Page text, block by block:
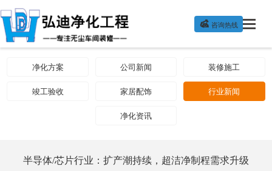
 咨询热线
净化方案 公司新闻 装修施工
竣工验收 家居配饰 行业新闻
净化资讯
半导体/芯片行业：扩产潮持续，超洁净制程需求升级